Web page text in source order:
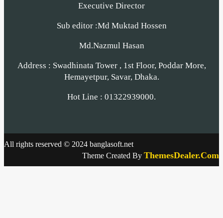
Executive Director
Sub editor :Md Muktad Hossen
Md.Nazmul Hasan
Address : Swadhinata Tower , 1st Floor, Poddar More,
Hemayetpur, Savar, Dhaka.
Hot Line : 01322939000.
All rights reserved © 2024 banglasoft.net
Theme Created By ThemesDealer.Com